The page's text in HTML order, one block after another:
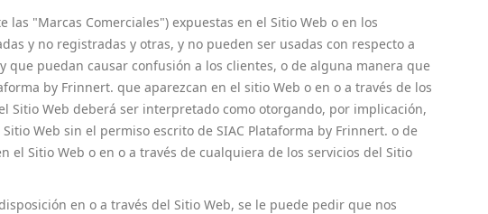
"Marcas Comerciales") expuestas en el Sitio Web o en los
y no registradas y otras, y no pueden ser usadas con respecto a
que puedan causar confusión a los clientes, o de alguna manera que
by Frinnert. que aparezcan en el sitio Web o en o a través de los
Sitio Web deberá ser interpretado como otorgando, por implicación,
Web sin el permiso escrito de SIAC Plataforma by Frinnert. o de
el Sitio Web o en o a través de cualquiera de los servicios del Sitio
en o a través del Sitio Web, se le puede pedir que nos